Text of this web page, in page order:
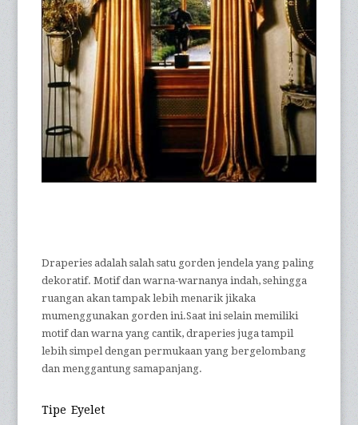
Draperies adalah salah satu gorden jendela yang paling
dekoratif. Motif dan warna-warnanya indah, sehingga
ruangan akan tampak lebih menarik jikaka
mumenggunakan gorden ini.Saat ini selain memiliki
motif dan warna yang cantik, draperies juga tampil
lebih simpel dengan permukaan yang bergelombang
dan menggantung samapanjang.
Tipe Eyelet